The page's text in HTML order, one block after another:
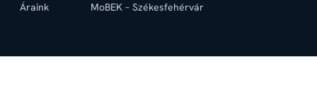
Áraink
MoBEK – Székesfehérvár